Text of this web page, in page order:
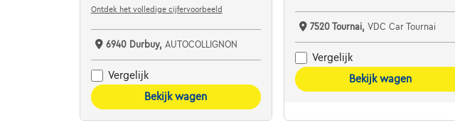
Ontdek het volledige cijfervoorbeeld
6940 Durbuy, AUTOCOLLIGNON
Vergelijk
Bekijk wagen
7520 Tournai,VDC Car Tournai
Vergelijk
Bekijk wagen